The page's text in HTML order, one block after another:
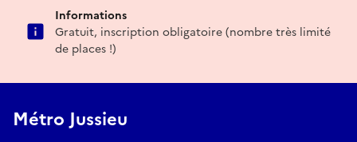
des Journées nationales de l’architecture. Il ne s’agit pas d’une
compétition sportive, ni d'un parcours chronométré. Chaque
participant engage sa propre responsabilité et doit être
intervenu lors de l’événement.
Informations
Gratuit, inscription obligatoire (nombre très limité
de places !)
Métro Jussieu